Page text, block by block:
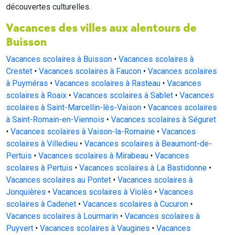
découvertes culturelles.
Vacances des villes aux alentours de
Buisson
Vacances scolaires à Buisson • Vacances scolaires à
Crestet • Vacances scolaires à Faucon • Vacances scolaires
à Puyméras • Vacances scolaires à Rasteau • Vacances
scolaires à Roaix • Vacances scolaires à Sablet • Vacances
scolaires à Saint-Marcellin-lès-Vaison • Vacances scolaires
à Saint-Romain-en-Viennois • Vacances scolaires à Séguret
• Vacances scolaires à Vaison-la-Romaine • Vacances
scolaires à Villedieu • Vacances scolaires à Beaumont-de-
Pertuis • Vacances scolaires à Mirabeau • Vacances
scolaires à Pertuis • Vacances scolaires à La Bastidonne •
Vacances scolaires au Pontet • Vacances scolaires à
Jonquières • Vacances scolaires à Violès • Vacances
scolaires à Cadenet • Vacances scolaires à Cucuron •
Vacances scolaires à Lourmarin • Vacances scolaires à
Puyvert • Vacances scolaires à Vaugines • Vacances